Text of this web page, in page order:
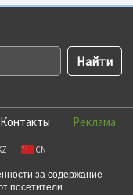
Контакты Реклама
CN
за содержание
посетители